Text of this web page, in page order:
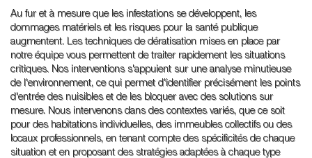
Au fur et à mesure que les infestations se développent, les
dommages matériels et les risques pour la santé publique
augmentent. Les techniques de dératisation mises en place par
notre équipe vous permettent de traiter rapidement les situations
critiques. Nos interventions s'appuient sur une analyse minutieuse
de l'environnement, ce qui permet d'identifier précisément les points
d'entrée des nuisibles et de les bloquer avec des solutions sur
mesure. Nous intervenons dans des contextes variés, que ce soit
pour des habitations individuelles, des immeubles collectifs ou des
locaux professionnels, en tenant compte des spécificités de chaque
situation et en proposant des stratégies adaptées à chaque type